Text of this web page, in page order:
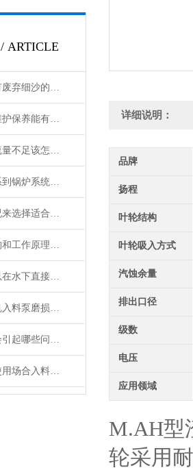
/ ARTICLE
细沙回收泵将带有废弃细沙的水通过管道输送至处理装置
立式管道泵定期维护保养能有效延长使用寿命
渣浆泵液压系统流量不足该怎么解决？
锅炉给水泵是关系到锅炉系统安全稳定运行的关键
如何根据实际情况来选择适合自己的渣浆泵？
压滤机入料泵结构和工作原理简单故障率也很低
潜水式渣浆泵可以在水下直接吸取浆体并抽送到需要的地方
防止和降低压滤机入料泵磨损的措施有哪些？
渣浆泵使用不当会引起哪些问题？
压滤机入料泵依使用场合入料工况而设计
详细说明：
品牌
扬程
叶轮结构
叶轮吸入方式
汽蚀余量
排出口径
级数
电压
应用领域
M.AH型
轮采用